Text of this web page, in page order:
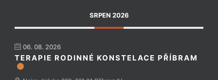
SRPEN 2026
06. 08. 2026
TERAPIE RODINNÉ KONSTELACE PŘÍBRAM